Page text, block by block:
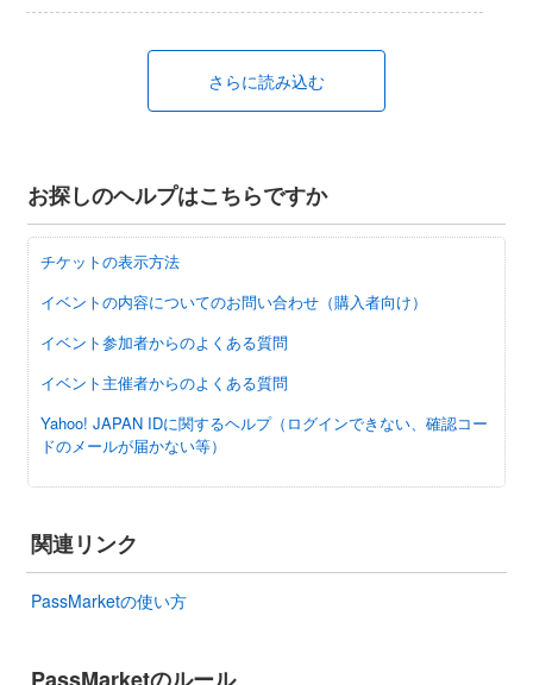
さらに読み込む
お探しのヘルプはこちらですか
チケットの表示方法
イベントの内容についてのお問い合わせ（購入者向け）
イベント参加者からのよくある質問
イベント主催者からのよくある質問
Yahoo! JAPAN IDに関するヘルプ（ログインできない、確認コー
ドのメールが届かない等）
関連リンク
PassMarketの使い方
PassMarketのルール